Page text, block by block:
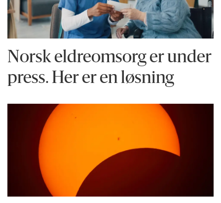
Norsk eldreomsorg er under
press. Her er en løsning